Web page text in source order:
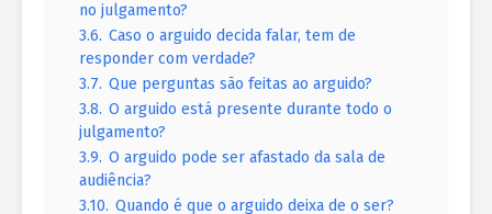
no julgamento?
3.6. Caso o arguido decida falar, tem de
responder com verdade?
3.7. Que perguntas são feitas ao arguido?
3.8. O arguido está presente durante todo o
julgamento?
3.9. O arguido pode ser afastado da sala de
audiência?
3.10. Quando é que o arguido deixa de o ser?